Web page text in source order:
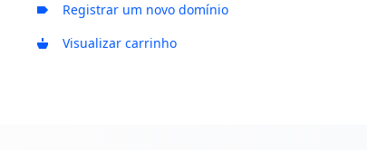
Registrar um novo domínio
Visualizar carrinho